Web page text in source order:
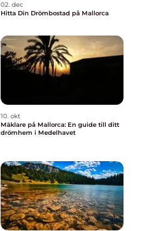
02. dec
Hitta Din Drömbostad på Mallorca
10. okt
Mäklare på Mallorca: En guide till ditt
drömhem i Medelhavet